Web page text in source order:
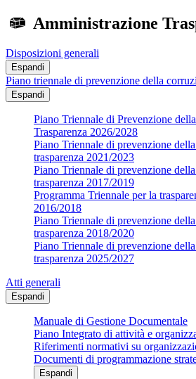
Amministrazione
Disposizioni generali
Espandi
Piano triennale di prevenzione della
Espandi
Piano Triennale di Prevenzione
Trasparenza 2026/2028
Piano Triennale di prevenzione
trasparenza 2021/2023
Piano Triennale di prevenzione
trasparenza 2017/2019
Programma Triennale per la
2016/2018
Piano Triennale di prevenzione
trasparenza 2018/2020
Piano Triennale di prevenzione
trasparenza 2025/2027
Atti generali
Espandi
Manuale di Gestione Documentale
Piano Integrato di attività e
Riferimenti normativi su
Documenti di programmazione
Espandi